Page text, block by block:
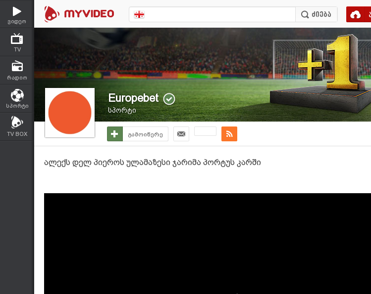
ვიდეო
TV
რადიო
სპორტი
TV BOX
Europebet
სპორტი
გამოიწერე
ალექს დელ პიეროს ულამაზესი ჯარიმა პორტუს კარში